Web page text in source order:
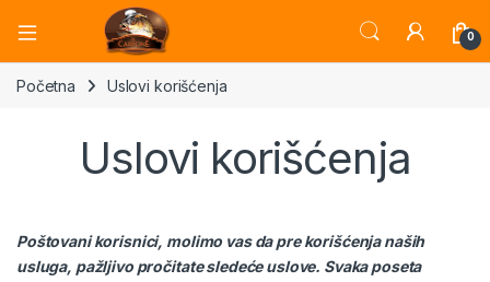
Open 0
Početna Uslovi korišćenja
Uslovi korišćenja
Poštovani korisnici, molimo vas da pre korišćenja naših
usluga, pažljivo pročitate sledeće uslove. Svaka poseta